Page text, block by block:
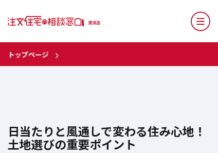
トップページ
日当たりと風通しで変わる住み心地！
土地選びの重要ポイント